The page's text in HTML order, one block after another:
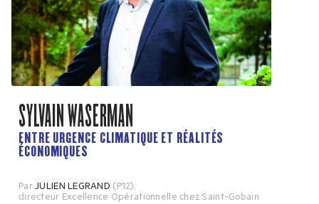
SYLVAIN WASERMAN
ENTRE URGENCE CLIMATIQUE ET RÉALITÉS
ÉCONOMIQUES
ParJULIEN LEGRAND (P12),
directeur Excellence Opérationnelle chez Saint-Gobain